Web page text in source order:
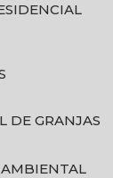
DE GRANJAS
AMBIENTAL